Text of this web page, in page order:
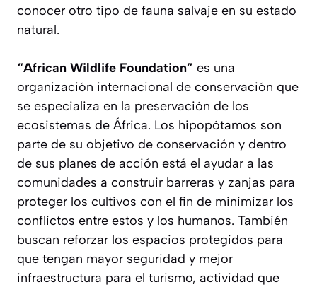
conocer otro tipo de fauna salvaje en su estado
natural.
“African Wildlife Foundation” es una
organización internacional de conservación que
se especializa en la preservación de los
ecosistemas de África. Los hipopótamos son
parte de su objetivo de conservación y dentro
de sus planes de acción está el ayudar a las
comunidades a construir barreras y zanjas para
proteger los cultivos con el fin de minimizar los
conflictos entre estos y los humanos. También
buscan reforzar los espacios protegidos para
que tengan mayor seguridad y mejor
infraestructura para el turismo, actividad que